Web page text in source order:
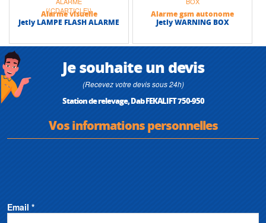
Alarme visuelle
Jetly LAMPE FLASH ALARME
Alarme gsm autonome
Jetly WARNING BOX
Je souhaite un devis
(Recevez votre devis sous 24h)
Station de relevage, Dab FEKALIFT 750-950
Vos informations personnelles
Email *